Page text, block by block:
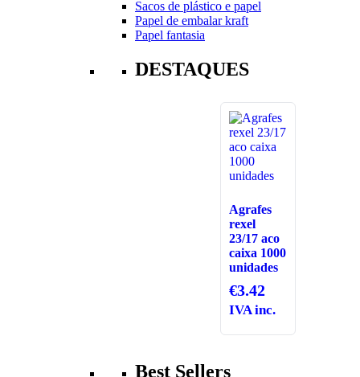
Sacos de plástico e papel
Papel de embalar kraft
Papel fantasia
DESTAQUES
Agrafes
rexel
23/17 aco
caixa 1000
unidades
€3.42
IVA inc.
Best Sellers